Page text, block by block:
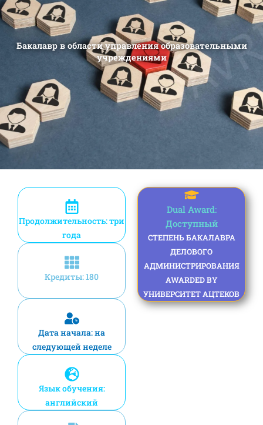
Бакалавр в области управления образовательными
учреждениями
Продолжительность: три
года
Кредиты: 180
Дата начала: на
следующей неделе
Язык обучения:
английский
Dual Award:
Доступный
СТЕПЕНЬ БАКАЛАВРА
ДЕЛОВОГО
АДМИНИСТРИРОВАНИЯ
AWARDED BY
УНИВЕРСИТЕТ АЦТЕКОВ